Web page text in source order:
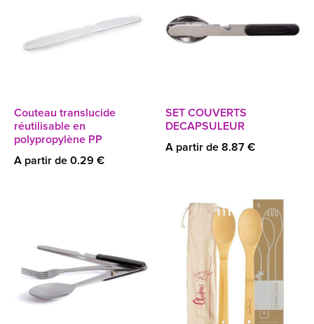
Couteau translucide
réutilisable en
polypropylène PP
A partir de 0.29 €
SET COUVERTS
DECAPSULEUR
A partir de 8.87 €